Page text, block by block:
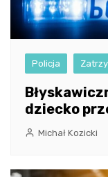
Policja
dziecko
Michał Kozicki